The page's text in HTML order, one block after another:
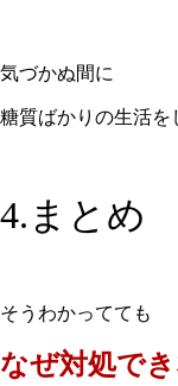
気づかぬ間に
糖質ばかりの生活を
4.まとめ
そうわかってても
なぜ対処で